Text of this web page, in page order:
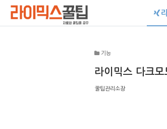
기능
라이믹스 다크
꿀팁관리소장
Sketchbook5, 스케치북5